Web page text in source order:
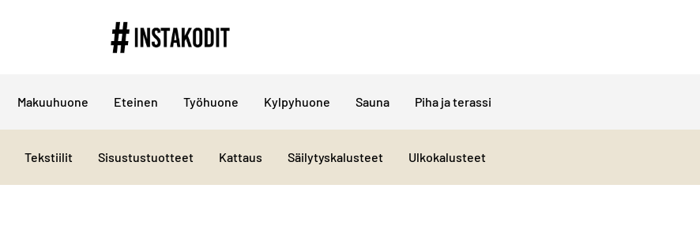
Makuuhuone Eteinen Työhuone Kylpyhuone Sauna Piha ja terassi
Tekstiilit Sisustustuotteet Kattaus Säilytyskalusteet Ulkokalusteet